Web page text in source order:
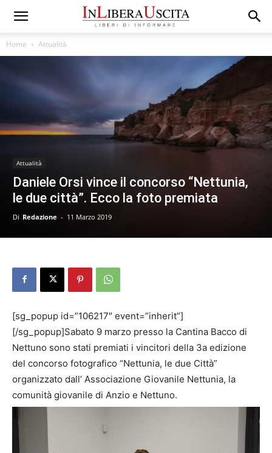
Home Attualità
Attualità
Daniele Orsi vince il concorso “Nettunia,
le due città”. Ecco la foto premiata
Di Redazione - 11 Marzo 2019
[sg_popup id=”106217″ event=”inherit”]
[/sg_popup]Sabato 9 marzo presso la Cantina Bacco di
Nettuno sono stati premiati i vincitori della 3a edizione
del concorso fotografico “Nettunia, le due Città”
organizzato dall’ Associazione Giovanile Nettunia, la
comunità giovanile di Anzio e Nettuno.